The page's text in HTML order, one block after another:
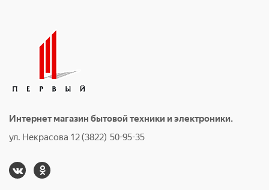
Интернет магазин бытовой техники и электроники.
ул. Некрасова 12 (3822) 50-95-35